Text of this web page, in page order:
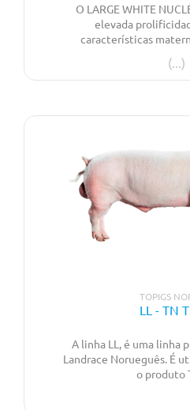
O LARGE WHITE
elevada
características
velocidade de
rusticidade e a
TOPIGS
LL - TN
A linha LL, é uma linha
Landrace Norueguês. É
o produto